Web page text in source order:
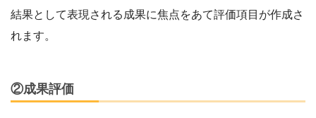
結果として表現される成果に焦点をあて評価項目が作成さ
れます。
②成果評価